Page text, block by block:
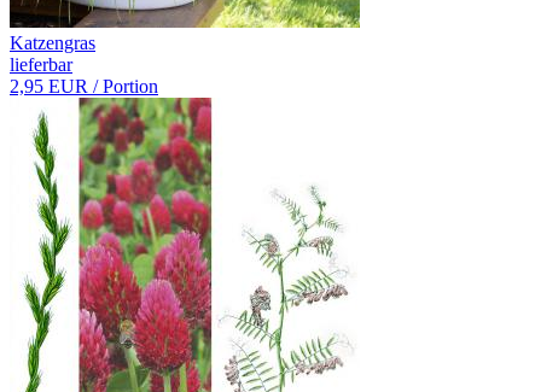
Katzengras
lieferbar
2,95 EUR / Portion